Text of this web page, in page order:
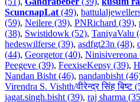
ScuncnapLat(49),
(59), Neilere (39), PNRichard (39),
(38), Swistidowk (52), TaniyaValu
hedeswilferse (39), asdfgt23n (48),
(44), Georgetor (40), Ninisivereona
Peegeve (39), FeexiseKepsy (39),
Nandan Bisht (46), nandanbisht
Virendra S. Vishth/वीरेन्द्र सिंह बिष्ट
jagat.singh.bisht (39), raj sharma